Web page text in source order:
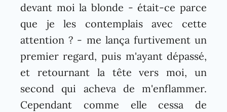
devant moi la blonde - était-ce parce
que je les contemplais avec cette
attention ? - me lança furtivement un
premier regard, puis m'ayant dépassé,
et retournant la tête vers moi, un
second qui acheva de m'enflammer.
Cependant comme elle cessa de